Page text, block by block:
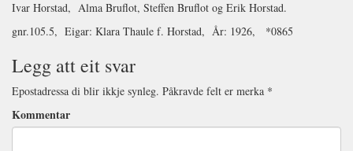
Ivar Horstad, Alma Bruflot, Steffen Bruflot og Erik Horstad.
gnr.105.5, Eigar: Klara Thaule f. Horstad, År: 1926, *0865
Legg att eit svar
Epostadressa di blir ikkje synleg. Påkravde felt er merka *
Kommentar